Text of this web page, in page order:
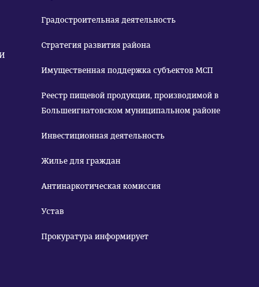
Градостроительная деятельность
Стратегия развития района
Имущественная поддержка субъектов МСП
Реестр пищевой продукции, производимой в
Большеигнатовском муниципальном районе
Инвестиционная деятельность
Жилье для граждан
Антинаркотическая комиссия
Устав
Прокуратура информирует